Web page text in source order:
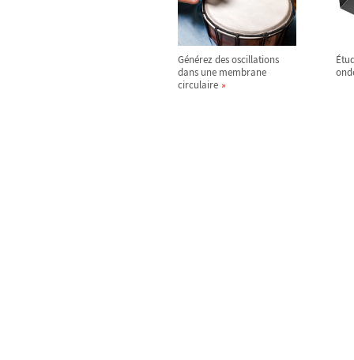
Générez des oscillations
dans une membrane
circulaire